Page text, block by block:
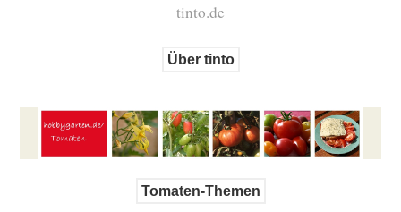
tinto.de
Über tinto
Tomaten-Themen